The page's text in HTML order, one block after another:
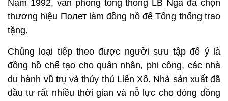
Năm 1992, văn phòng tổng thống LB Nga đã chọn
thương hiệu Полет làm đồng hồ để Tổng thống trao
tặng.
Chủng loại tiếp theo được người sưu tập để ý là
đồng hồ chế tạo cho quân nhân, phi công, các nhà
du hành vũ trụ và thủy thủ Liên Xô. Nhà sản xuất đã
đầu tư rất nhiều thời gian và nỗ lực cho dòng đồng